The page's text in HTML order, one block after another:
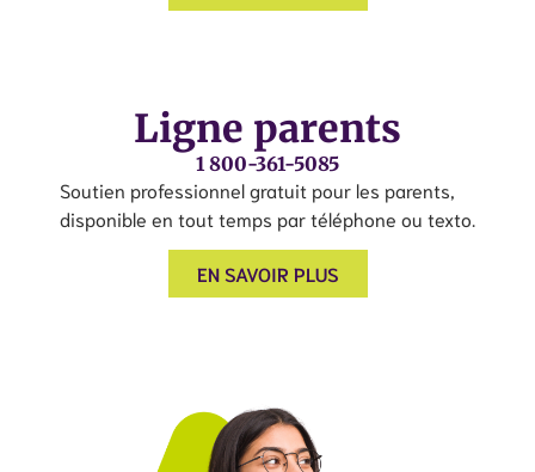
Ligne parents
1 800-361-5085
Soutien professionnel gratuit pour les parents,
disponible en tout temps par téléphone ou texto.
EN SAVOIR PLUS